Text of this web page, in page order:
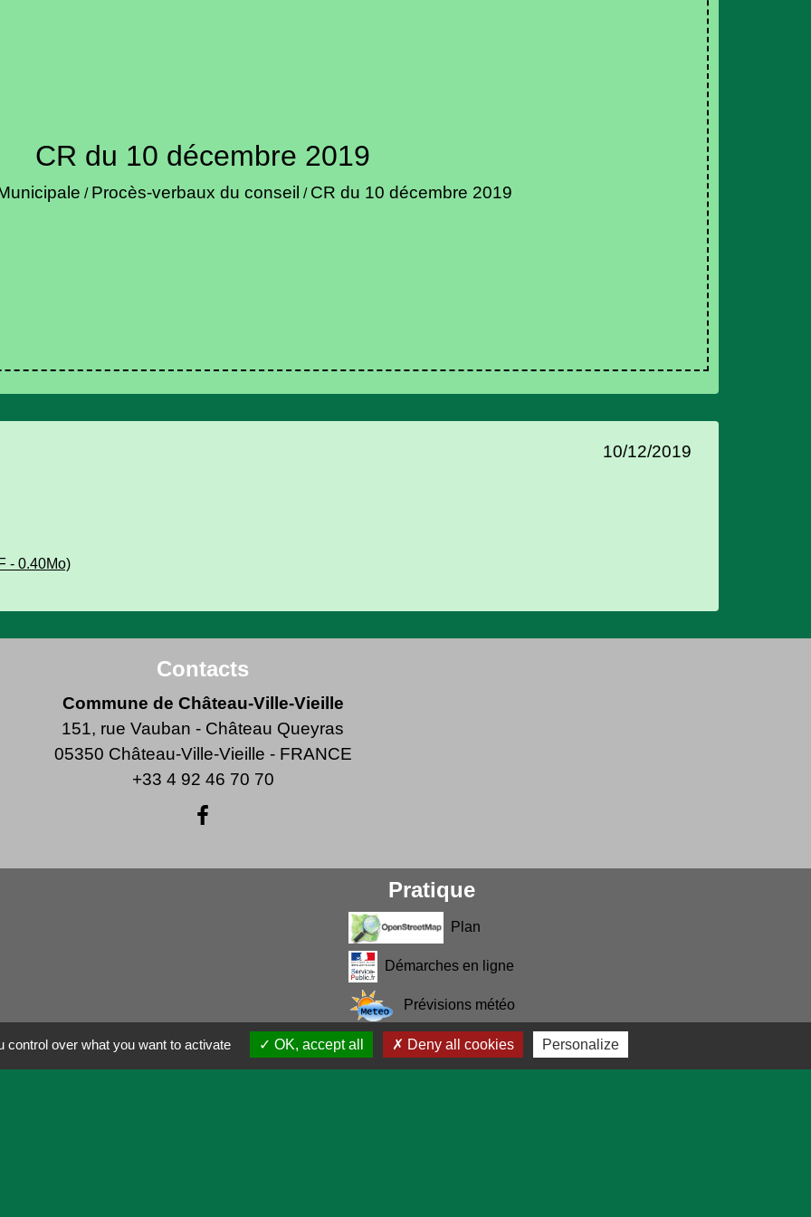
CR du 10 décembre 2019
/ Procès-verbaux du conseil / CR du 10 décembre 2019
10/12/2019
- 0.40Mo)
Contacts
Commune de Château-Ville-Vieille
151, rue Vauban - Château Queyras
05350 Château-Ville-Vieille - FRANCE
+33 4 92 46 70 70
Pratique
Plan
Démarches en ligne
Prévisions météo
- Accessibilité - Application mobile Localiti - Plan du site - Gestion des cookies
over what you want to activate OK, accept all Deny all cookies Personalize